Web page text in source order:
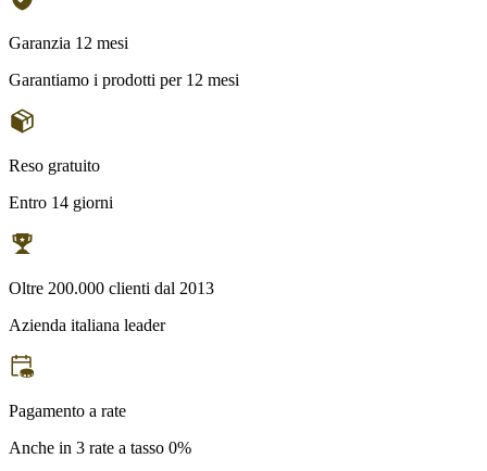
Garanzia 12 mesi
Garantiamo i prodotti per 12 mesi
Reso gratuito
Entro 14 giorni
Oltre 200.000 clienti dal 2013
Azienda italiana leader
Pagamento a rate
Anche in 3 rate a tasso 0%